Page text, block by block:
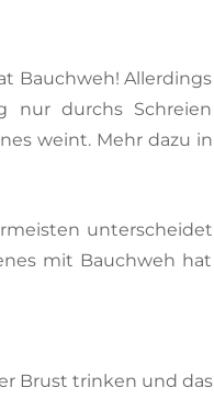
Bauchweh! Allerdings
nur durchs Schreien
weint. Mehr dazu in
unterscheidet
mit Bauchweh hat
Brust trinken und das